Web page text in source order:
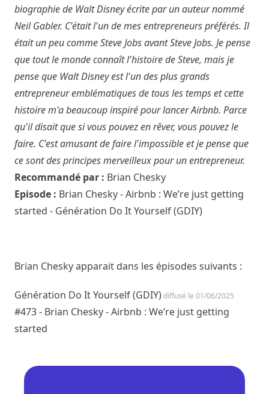
biographie de Walt Disney écrite par un auteur nommé
Neil Gabler. C'était l'un de mes entrepreneurs préférés. Il
était un peu comme Steve Jobs avant Steve Jobs. Je pense
que tout le monde connaît l'histoire de Steve, mais je
pense que Walt Disney est l'un des plus grands
entrepreneur emblématiques de tous les temps et cette
histoire m'a beaucoup inspiré pour lancer Airbnb. Parce
qu'il disait que si vous pouvez en rêver, vous pouvez le
faire. C'est amusant de faire l'impossible et je pense que
ce sont des principes merveilleux pour un entrepreneur.
Recommandé par : Brian Chesky
Episode : Brian Chesky - Airbnb : We’re just getting
started - Génération Do It Yourself (GDIY)
Brian Chesky apparait dans les épisodes suivants :
Génération Do It Yourself (GDIY)diffusé le 01/06/2025
#473 - Brian Chesky - Airbnb : We’re just getting
started